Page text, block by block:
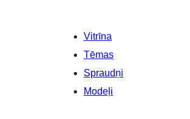
Vitrīna
Tēmas
Spraudņi
Modeļi